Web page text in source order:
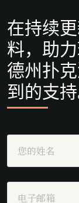
在持续
料，助
德州扑
到的支持